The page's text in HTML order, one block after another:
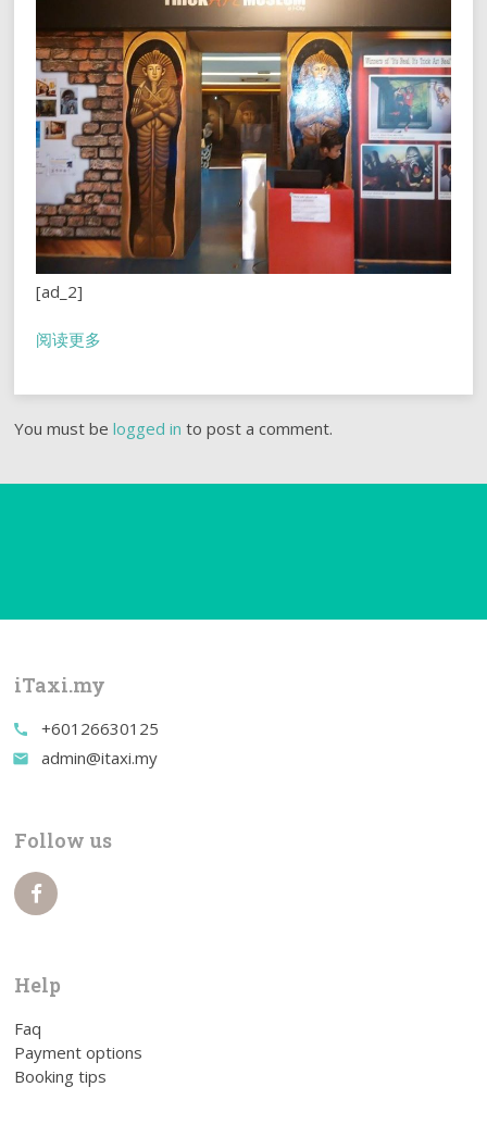
[ad_2]
阅读更多
You must belogged in to post a comment.
iTaxi.my
call +60126630125
email admin@itaxi.my
Follow us
Help
Faq
Payment options
Booking tips